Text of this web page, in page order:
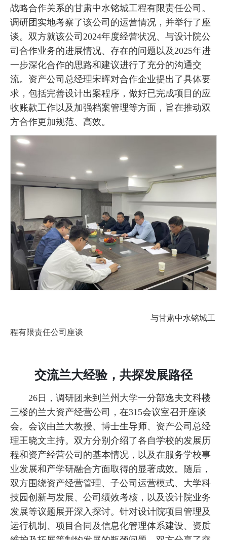
战略合作关系的甘肃中水铭城工程有限责任公司。
调研团实地考察了该公司的运营情况，并举行了座
谈。双方就该公司2024年度经营状况、与设计院公
司合作业务的进展情况、存在的问题以及2025年进
一步深化合作的思路和建议进行了充分的沟通交
流。资产公司总经理宋晖对合作企业提出了具体要
求，包括完善设计出案程序，做好已完成项目的应
收账款工作以及加强档案管理等方面，旨在推动双
方合作更加规范、高效。
与甘肃中水铭城工
程有限责任公司座谈
交流兰大经验，共探发展路径
26日，调研团来到兰州大学一分部逸夫文科楼
三楼的兰大资产经营公司，在315会议室召开座谈
会。会议由兰大教授、博士生导师、资产公司总经
理王晓文主持。双方分别介绍了各自学校的发展历
程和资产经营公司的基本情况，以及在服务学校事
业发展和产学研融合方面取得的显著成效。随后，
双方围绕资产经营管理、子公司运营模式、大学科
技园创新与发展、公司绩效考核，以及设计院业务
发展等议题展开深入探讨。针对设计院项目管理及
运行机制、项目合同及信息化管理体系建设、资质